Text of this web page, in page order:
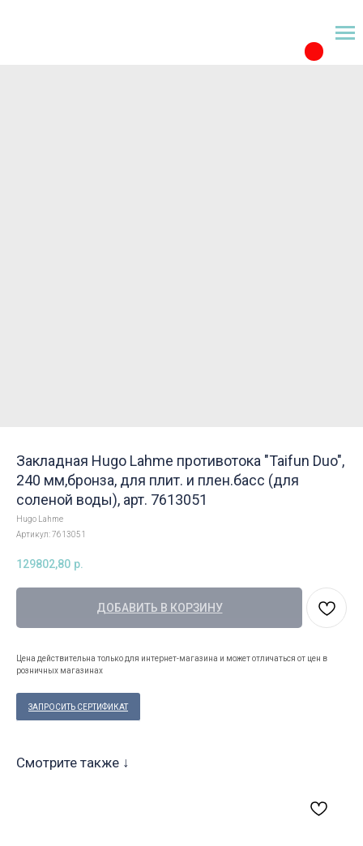
Закладная Hugo Lahme противотока "Taifun Duo",
240 мм,бронза, для плит. и плен.басс (для
соленой воды), арт. 7613051
Hugo Lahme
Артикул:7613051
129802,80 р.
ДОБАВИТЬ В КОРЗИНУ
Цена действительна только для интернет-магазина и может отличаться от цен в
розничных магазинах
ЗАПРОСИТЬ СЕРТИФИКАТ
Смотрите также ↓